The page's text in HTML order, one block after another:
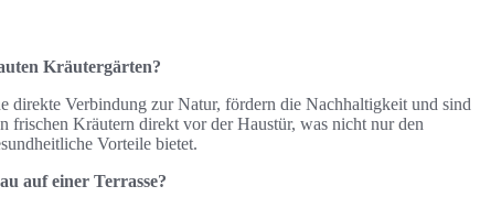
Kräutergärten?
direkte Verbindung zur Natur, fördern die Nachhaltigkeit und sind
frischen Kräutern direkt vor der Haustür, was nicht nur den
Vorteile bietet.
auf einer Terrasse?